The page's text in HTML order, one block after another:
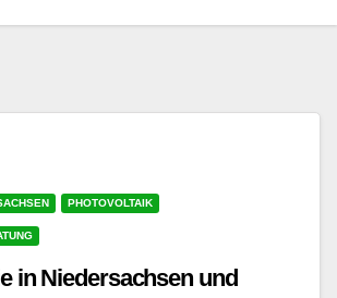
PHOTOVOLTAIK
in Niedersachsen und